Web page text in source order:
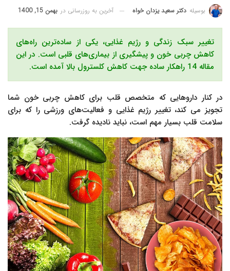
بوسیله دکتر سعید یزدان خواه آخرین به روزرسانی در بهمن 15, 1400
تغییر سبک زندگی و رژیم غذایی، یکی از ساده‌ترین راه‌های
کاهش چربی خون و پیشگیری از بیماری‌های قلبی است. در این
مقاله 14 راهکار ساده جهت کاهش کلسترول بالا آمده است.
در کنار داروهایی که متخصص قلب برای کاهش چربی خون شما
تجویز می کند، تغییر رژیم غذایی و فعالیت‌های ورزشی را که برای
سلامت قلب بسیار مهم است، نباید نادیده گرفت.